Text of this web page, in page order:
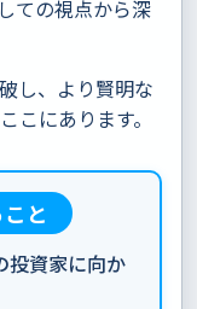
ての視点から深
し、より賢明な
こにあります。
と
投資家に向か